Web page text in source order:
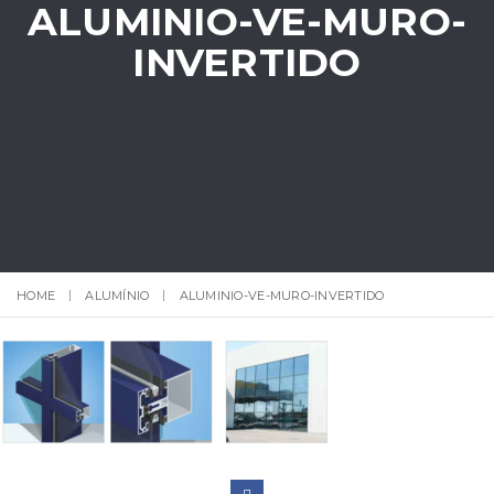
ALUMINIO-VE-MURO-
INVERTIDO
HOME ALUMÍNIO ALUMINIO-VE-MURO-INVERTIDO